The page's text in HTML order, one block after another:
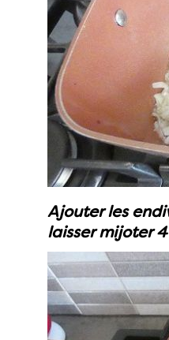
Ajouter les
laisser mijoter